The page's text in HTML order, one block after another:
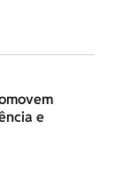
e